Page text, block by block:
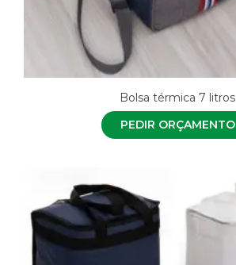
Bolsa térmica 7 litros
PEDIR ORÇAMENTO